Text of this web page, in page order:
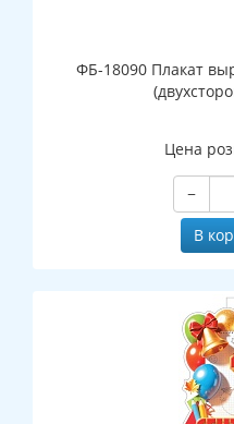
ФБ-18090 Плакат
Цена
−
В